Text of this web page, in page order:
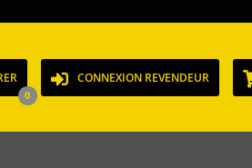
0
CONNEXION REVENDEUR